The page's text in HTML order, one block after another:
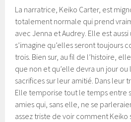
La narratrice, Keiko Carter, est
totalement normale qui prend
avec Jenna et Audrey. Elle est
s’imagine qu’elles seront toujours
trois. Bien sur, au fil de l’histoire,
que non et qu’elle devra un jour ou
sacrifices sur leur amitié. Dans leur
Elle temporise tout le temps entre
amies qui, sans elle, ne se
assez triste de voir comment Keiko